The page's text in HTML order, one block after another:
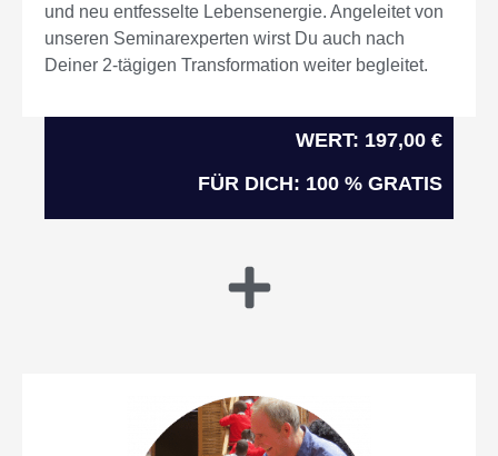
und neu entfesselte Lebensenergie. Angeleitet von
unseren Seminarexperten wirst Du auch nach
Deiner 2-tägigen Transformation weiter begleitet.
WERT: 197,00 €
FÜR DICH: 100 % GRATIS